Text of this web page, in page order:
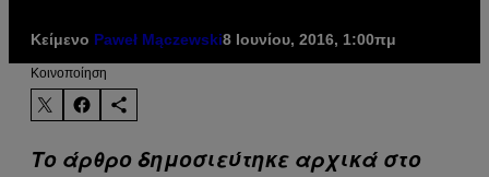
Κείμενο Paweł Mączewski8 Ιουνίου, 2016, 1:00πμ
Kοινοποίηση
Το άρθρο δημοσιεύτηκε αρχικά στο